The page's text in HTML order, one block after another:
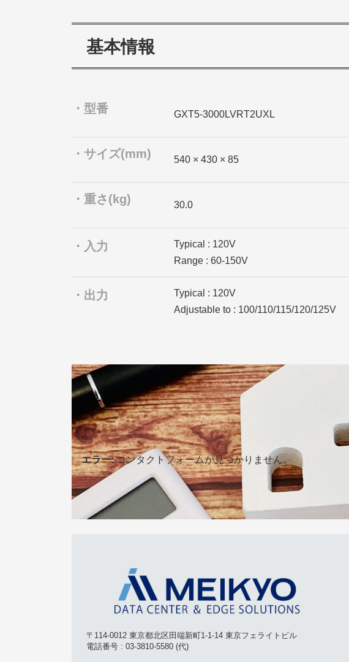
基本情報
・型番 GXT5-3000LVRT2UXL
・サイズ(mm) 540 × 430 × 85
・重さ(kg) 30.0
・入力
Typical : 120V
Range : 60-150V
・出力
Typical : 120V
Adjustable to : 100/110/115/120/125V
エラー:コンタクトフォームが見つかりません。
〒114-0012 東京都北区田端新町1-1-14 東京フェライトビル
電話番号 : 03-3810-5580 (代)